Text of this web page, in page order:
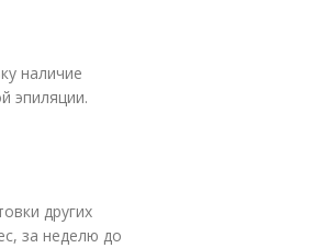
наличие
эпиляции.
других
за неделю до